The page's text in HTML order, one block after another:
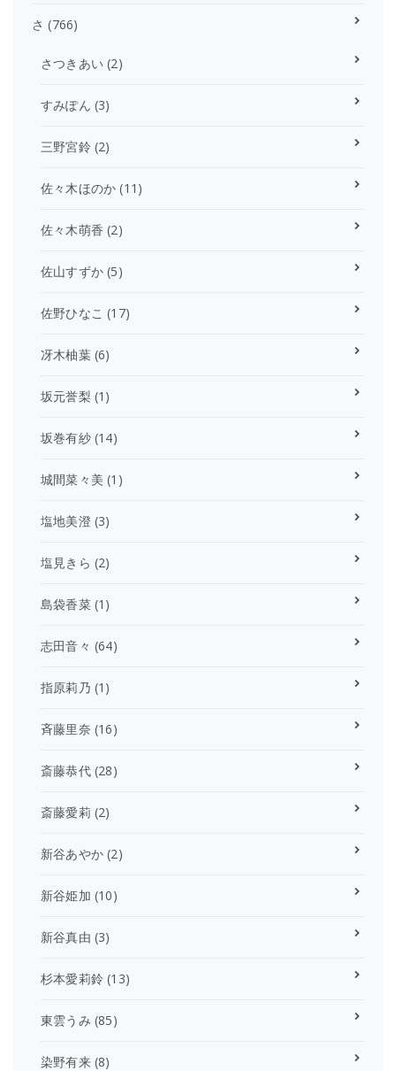
さ (766)
さつきあい (2)
すみぽん (3)
三野宮鈴(2)
佐々木ほのか (11)
佐々木萌香 (2)
佐山すずか (5)
佐野ひなこ (17)
冴木柚葉(6)
坂元誉梨 (1)
坂巻有紗(14)
城間菜々美 (1)
塩地美澄(3)
塩見きら (2)
島袋香菜(1)
志田音々 (64)
指原莉乃 (1)
斉藤里奈 (16)
斎藤恭代(28)
斎藤愛莉 (2)
新谷あやか (2)
新谷姫加 (10)
新谷真由 (3)
杉本愛莉鈴 (13)
東雲うみ (85)
染野有来(8)